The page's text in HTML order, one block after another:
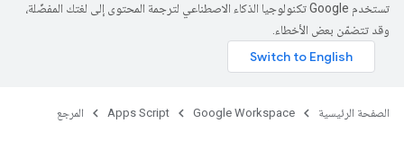
تستخدم Google تكنولوجيا الذكاء الاصطناعي لترجمة المحتوى إلى لغتك المفضّلة،
وقد تتضمّن بعض الأخطاء.
الصفحة الرئيسية Google Workspace
Apps Script المرجع